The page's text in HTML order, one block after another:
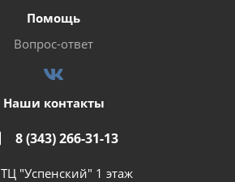
Помощь
Вопрос-ответ
Наши контакты
8 (343) 266-31-13
ТЦ "Успенский" 1 этаж